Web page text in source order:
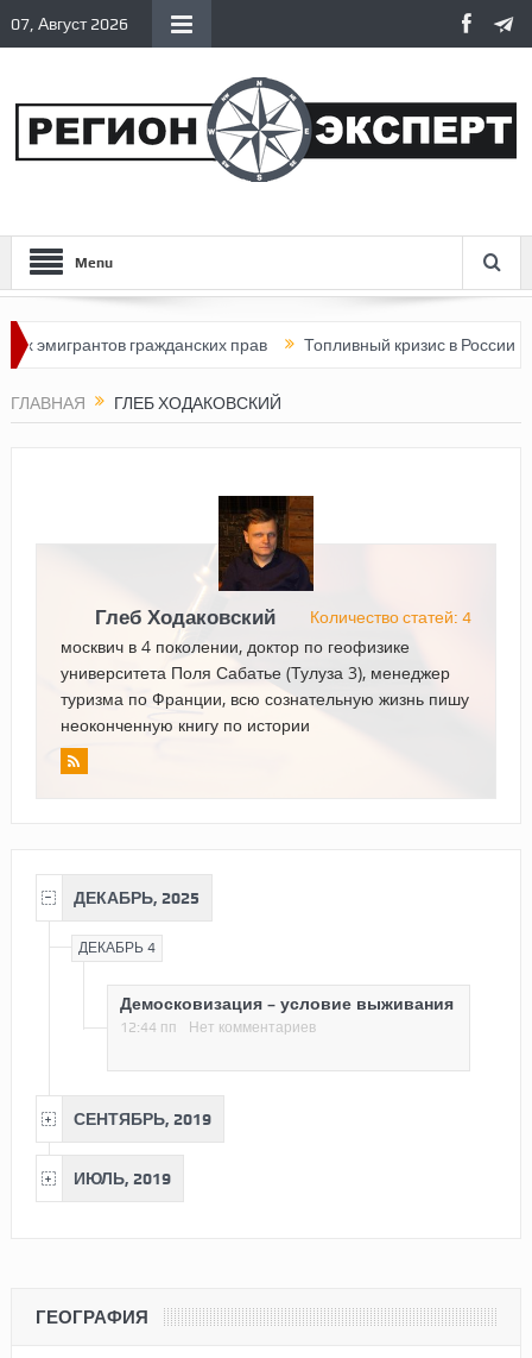
07, Август 2026
Menu
гражданских прав Топливный кризис в России
ГЛАВНАЯ ГЛЕБ ХОДАКОВСКИЙ
Глеб Ходаковский Количество статей: 4
москвич в 4 поколении, доктор по геофизике
университета Поля Сабатье (Тулуза 3), менеджер
туризма по Франции, всю сознательную жизнь пишу
неоконченную книгу по истории
ДЕКАБРЬ, 2025
ДЕКАБРЬ 4
Демосковизация – условие выживания
12:44 пп Нет комментариев
СЕНТЯБРЬ, 2019
ИЮЛЬ, 2019
ГЕОГРАФИЯ